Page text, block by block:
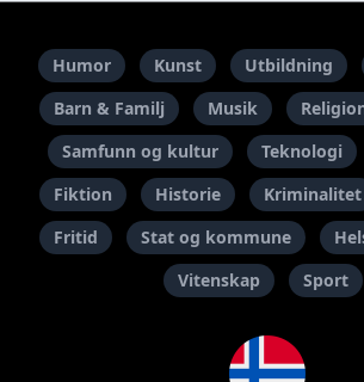
Humor Kunst Utbildning
Barn & Familj
Musik
Samfunn og kultur
Teknologi
Fiktion
Historie Kriminalitet
Fritid
Stat og kommune
Vitenskap
Sport